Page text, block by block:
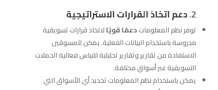
2. دعم اتخاذ القرارات الاستراتيجية
توفر نظم المعلوماتدعمًا قويًالاتخاذ قرارات تسويقية
مدروسة باستخدام البيانات الفعلية. يمكن للمسوقين
الاستفادة من تقارير وتقارير تحليلية لقياس فعالية الحملات
التسويقية عبر أسواق مختلفة.
يمكن باستخدام نظم المعلومات تحديد أي الأسواق التي